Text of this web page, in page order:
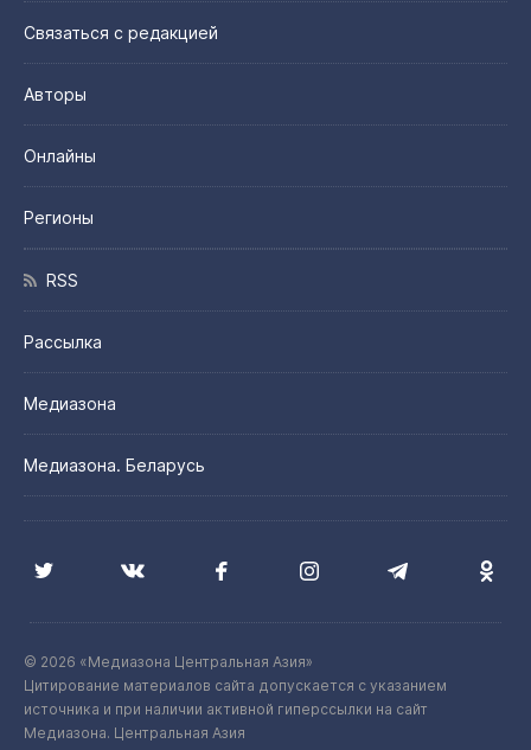
Связаться с редакцией
Авторы
Онлайны
Регионы
RSS
Рассылка
Медиазона
Медиазона. Беларусь
© 2026 «Медиазона Центральная Азия»
Цитирование материалов сайта допускается с указанием
источника и при наличии активной гиперссылки на сайт
Медиазона. Центральная Азия